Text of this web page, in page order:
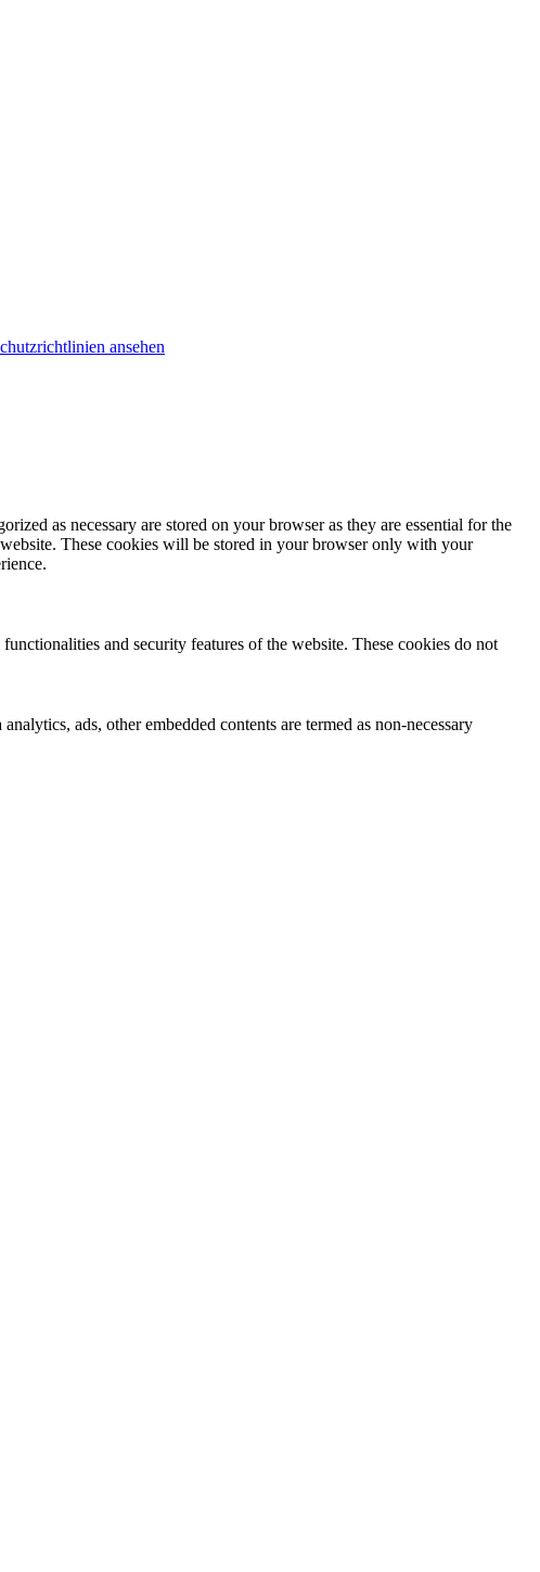
ansehen
as necessary are stored on your browser as they are essential for the
These cookies will be stored in your browser only with your
and security features of the website. These cookies do not
ads, other embedded contents are termed as non-necessary